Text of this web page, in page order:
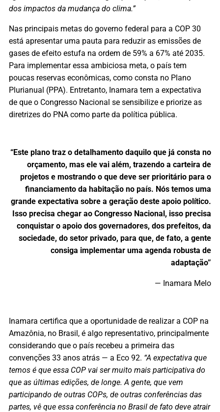
dos impactos da mudança do clima.”
Nas principais metas do governo federal para a COP 30
está apresentar uma pauta para reduzir as emissões de
gases de efeito estufa na ordem de 59% a 67% até 2035.
Para implementar essa ambiciosa meta, o país tem
poucas reservas econômicas, como consta no Plano
Plurianual (PPA). Entretanto, Inamara tem a expectativa
de que o Congresso Nacional se sensibilize e priorize as
diretrizes do PNA como parte da política pública.
“Este plano traz o detalhamento daquilo que já consta no
orçamento, mas ele vai além, trazendo a carteira de
projetos e mostrando o que deve ser prioritário para o
financiamento da habitação no país. Nós temos uma
grande expectativa sobre a geração deste apoio político.
Isso precisa chegar ao Congresso Nacional, isso precisa
conquistar o apoio dos governadores, dos prefeitos, da
sociedade, do setor privado, para que, de fato, a gente
consiga implementar uma agenda robusta de
adaptação”
— Inamara Melo
Inamara certifica que a oportunidade de realizar a COP na
Amazônia, no Brasil, é algo representativo, principalmente
considerando que o país recebeu a primeira das
convenções 33 anos atrás — a Eco 92. “A expectativa que
temos é que essa COP vai ser muito mais participativa do
que as últimas edições, de longe. A gente, que vem
participando de outras COPs, de outras conferências das
partes, vê que essa conferência no Brasil de fato deve atrair